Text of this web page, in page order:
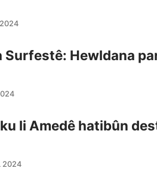
Surfestê: Hewldana
li Amedê hatibûn
2024